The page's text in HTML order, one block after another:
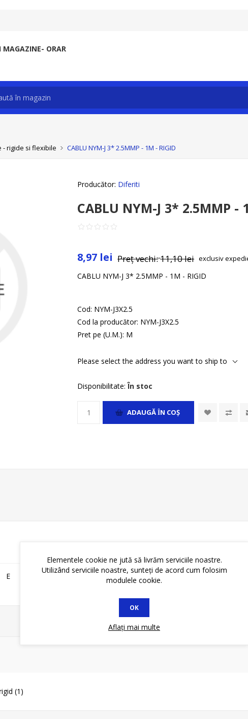
MAGAZINE- ORAR
rigide si flexibile CABLU NYM-J 3* 2.5MMP - 1M - RIGID
Producător: Diferiti
CABLU NYM-J 3* 2.5MMP -
8,97 lei Preț vechi:11,10 lei exclusiv
CABLU NYM-J 3* 2.5MMP - 1M - RIGID
Cod: NYM-J3X2.5
Cod la producător: NYM-J3X2.5
Pret pe (U.M.): M
Please select the address you want to ship to
Disponibilitate: În stoc
ADAUGĂ ȊN COŞ
E
(1)
Elementele cookie ne jută să livrăm serviciile noastre.
Utilizând serviciile noastre, sunteți de acord cum folosim
modulele cookie.
OK
Aflați mai multe